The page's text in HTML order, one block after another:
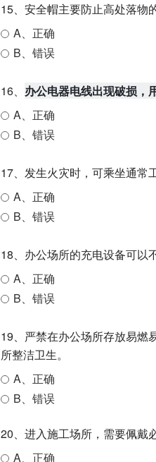
15、安全帽主要防止高处落物
A、正确
B、错误
16、 办公电器电线出现破损，
A、正确
B、错误
17、发生火灾时，可乘坐通常
A、正确
B、错误
18、办公场所的充电设备可以
A、正确
B、错误
19、严禁在办公场所存放易燃
所整洁卫生。
A、正确
B、错误
20、进入施工场所，需要佩戴
A、正确